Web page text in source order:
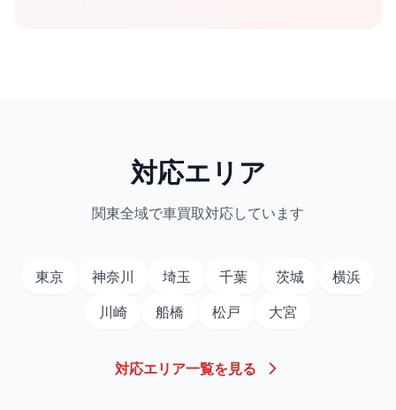
対応エリア
関東全域で車買取対応しています
東京 神奈川 埼玉 千葉 茨城
横浜
川崎
船橋 松戸 大宮
対応エリア一覧を見る